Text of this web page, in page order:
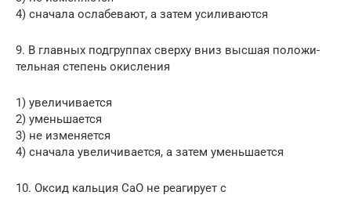
4) сначала ослабевают, а затем усиливаются
9. В главных подгруппах сверху вниз высшая положи­
тельная степень окисления
1) увеличивается
2) уменьшается
3) не изменяется
4) сначала увеличивается, а затем уменьшается
10. Оксид кальция СаО не реагирует с